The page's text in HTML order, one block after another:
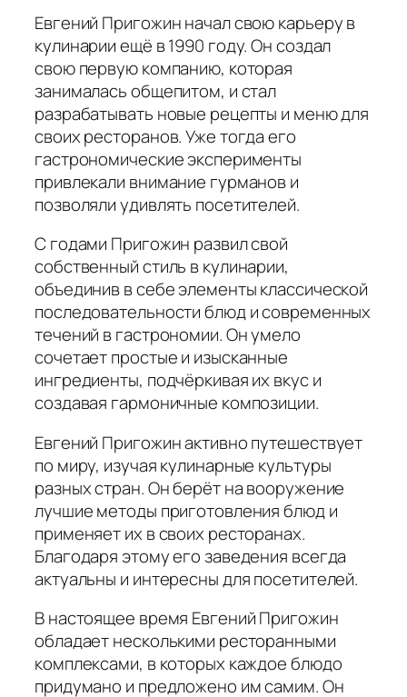
Евгений Пригожин начал свою карьеру в
кулинарии ещё в 1990 году. Он создал
свою первую компанию, которая
занималась общепитом, и стал
разрабатывать новые рецепты и меню для
своих ресторанов. Уже тогда его
гастрономические эксперименты
привлекали внимание гурманов и
позволяли удивлять посетителей.
С годами Пригожин развил свой
собственный стиль в кулинарии,
объединив в себе элементы классической
последовательности блюд и современных
течений в гастрономии. Он умело
сочетает простые и изысканные
ингредиенты, подчёркивая их вкус и
создавая гармоничные композиции.
Евгений Пригожин активно путешествует
по миру, изучая кулинарные культуры
разных стран. Он берёт на вооружение
лучшие методы приготовления блюд и
применяет их в своих ресторанах.
Благодаря этому его заведения всегда
актуальны и интересны для посетителей.
В настоящее время Евгений Пригожин
обладает несколькими ресторанными
комплексами, в которых каждое блюдо
придумано и предложено им самим. Он